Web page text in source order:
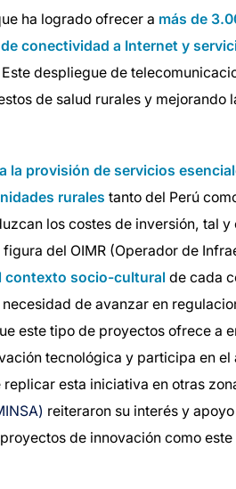
ha logrado ofrecer a más de
conectividad a Internet y
despliegue de
de salud rurales y mejorando
la provisión de servicios
rurales tanto del Perú
los costes de inversión, tal y
del OIMR (Operador de
contexto socio-cultural de cada
de avanzar en
este tipo de proyectos ofrece a
tecnológica y participa en el
esta iniciativa en otras
reiteraron su interés y
de innovación como este